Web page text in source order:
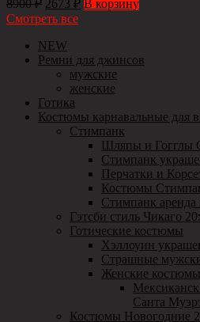
8900₽ 2673 ₽ В корзину
Смотреть все
NEW
Ремни для джинсов
мужские
женские
Готика
Костюмы карнавальные для
Стимпанк
Шляпы и Гогглы
Стимпанк
Перчатки и
Костюмы
Стимпанк аренда
Гэтсби стиль Чикаго
Готические костюмы
Хэллоуин
Страшные
Женские
Санта
Костюмы Новогодние